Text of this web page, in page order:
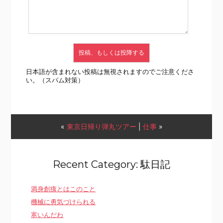
日本語が含まれない投稿は無視されますのでご注意くださ
い。（スパム対策）
« 東京日帰り弾丸ツアー 仕事»
Recent Category: 駄日記
満身創痍とはこのこと
機械に勇気づけられる
寒いんだわ